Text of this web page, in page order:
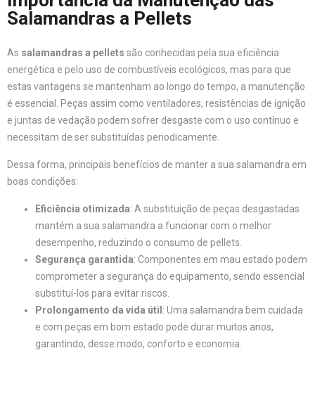
Salamandras a Pellets
As salamandras a pellets são conhecidas pela sua eficiência
energética e pelo uso de combustíveis ecológicos, mas para que
estas vantagens se mantenham ao longo do tempo, a manutenção
é essencial. Peças assim como ventiladores, resistências de ignição
e juntas de vedação podem sofrer desgaste com o uso contínuo e
necessitam de ser substituídas periodicamente.
Dessa forma, principais benefícios de manter a sua salamandra em
boas condições:
Eficiência otimizada: A substituição de peças desgastadas
mantém a sua salamandra a funcionar com o melhor
desempenho, reduzindo o consumo de pellets.
Segurança garantida: Componentes em mau estado podem
comprometer a segurança do equipamento, sendo essencial
substituí-los para evitar riscos.
Prolongamento da vida útil : Uma salamandra bem cuidada
e com peças em bom estado pode durar muitos anos,
garantindo, desse modo, conforto e economia.